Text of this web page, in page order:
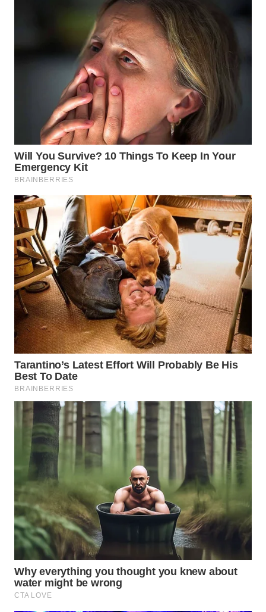
WN
MAJALENGKA
WN
SUBANG
WN
SUKABUMI
WN
PURWAKARTA
WN
PRIANGAN
TIMUR
WN
SEMARANG
WN
SOLO
WN
BOROBUDUR
WN
MADURA
WN
SURABAYA
WN
NATUNA